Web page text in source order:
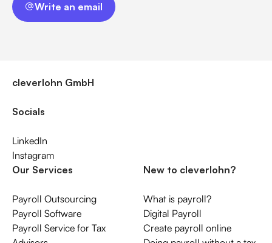
Write an email
cleverlohn GmbH
Socials
LinkedIn
Instagram
Our Services
Payroll Outsourcing
Payroll Software
Payroll Service for Tax
New to cleverlohn?
What is payroll?
Digital Payroll
Create payroll online